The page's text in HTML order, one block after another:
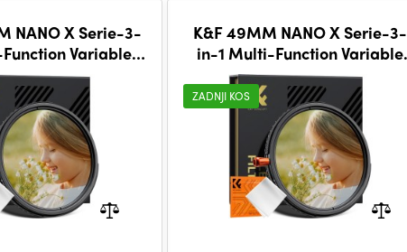
NANO X Serie-3-
Variable
Black Mist 1/4
K&F 49MM NANO X Serie-3-
in-1 Multi-Function Variable
ND2-32&CPL& Black Mist 1/4
ZADNJI KOS